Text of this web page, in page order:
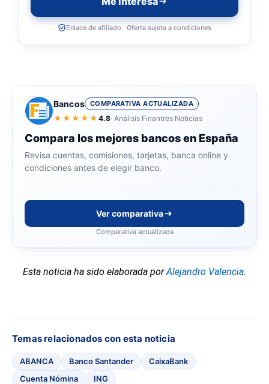
Enlace de afiliado · Oferta sujeta a condiciones
Bancos COMPARATIVA ACTUALIZADA
★★★★★ 4.8· Análisis Finantres Noticias
Compara los mejores bancos en España
Revisa cuentas, comisiones, tarjetas, banca online y
condiciones antes de elegir banco.
Ver comparativa
Comparativa actualizada
Esta noticia ha sido elaborada porAlejandro Valencia.
Temas relacionados con esta noticia
ABANCA Banco Santander
CaixaBank
Cuenta Nómina
ING